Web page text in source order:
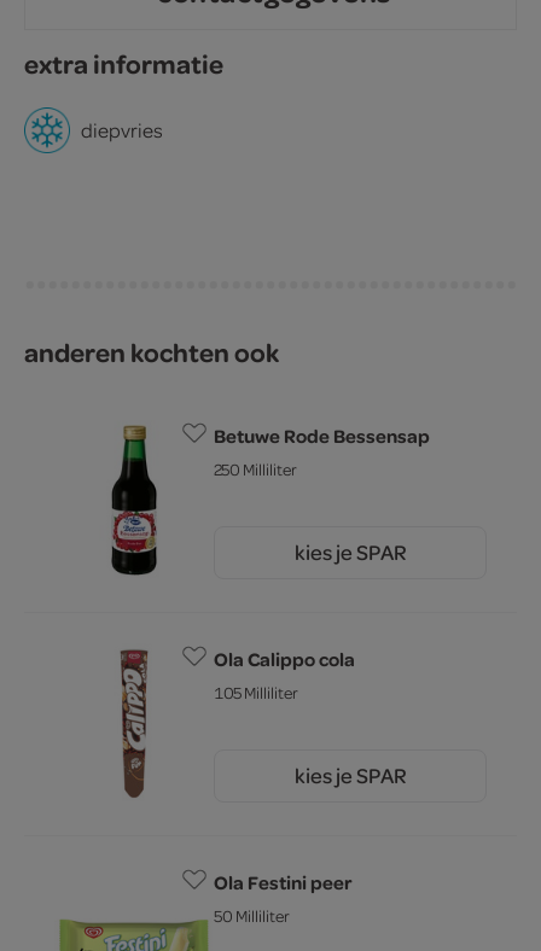
extra informatie
diepvries
anderen kochten ook
Betuwe Rode Bessensap
250 Milliliter
kies je SPAR
Ola Calippo cola
105 Milliliter
kies je SPAR
Ola Festini peer
50 Milliliter